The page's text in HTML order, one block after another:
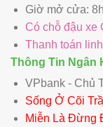
Giờ mở cửa:
Có chỗ đậu xe
Thanh toán
Thông Tin Ngân
VPbank - Chủ
Sống Ở Cõi
Miễn Là Đừng